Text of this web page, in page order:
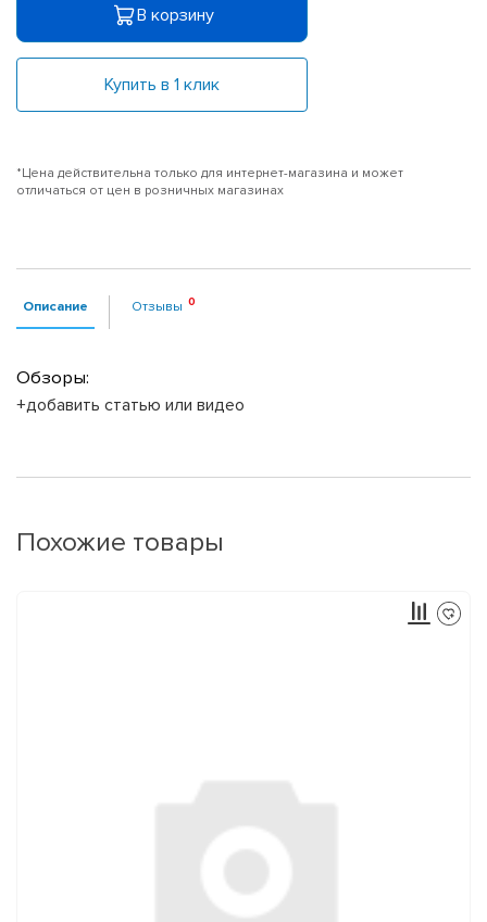
В корзину
Купить в 1 клик
*Цена действительна только для интернет-магазина и может
отличаться от цен в розничных магазинах
Описание Отзывы
Обзоры:
+добавить статью или видео
Похожие товары